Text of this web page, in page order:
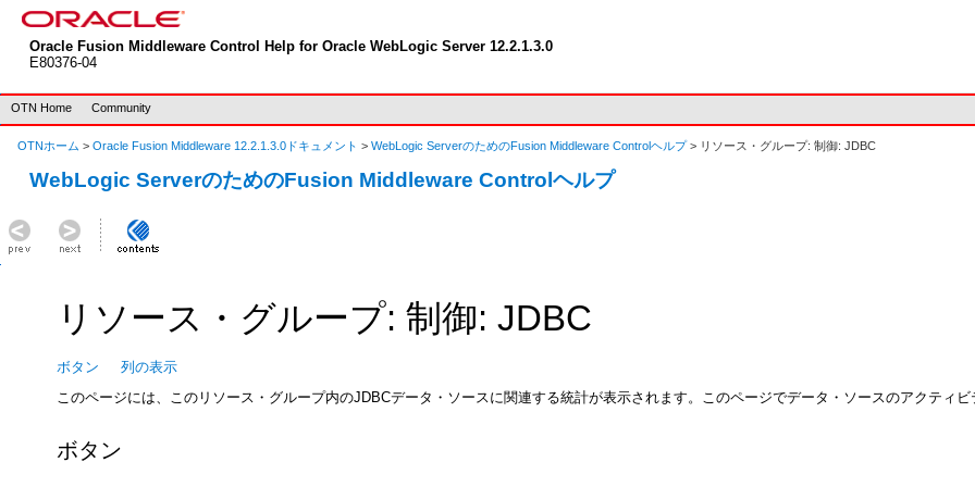
Oracle Fusion Middleware Control Help for Oracle WebLogic Server 12.2.1.3.0
E80376-04
OTN Home Community
OTNホーム > Oracle Fusion Middleware 12.2.1.3.0ドキュメント > WebLogic ServerのためのFusion Middleware Controlヘルプ> リソース・グループ: 制御: JDBC
WebLogic ServerのためのFusion Middleware Controlヘルプ
リソース・グループ: 制御: JDBC
ボタン
列の表示
このページには、このリソース・グループ内のJDBCデータ・ソースに関連する統計が表示されます。このページでデータ・ソースのアクティビ
ボタン